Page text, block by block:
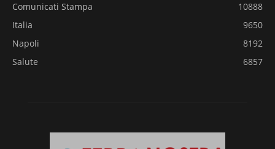
Comunicati Stampa
10888
Italia
9650
Napoli
8192
Salute
6857